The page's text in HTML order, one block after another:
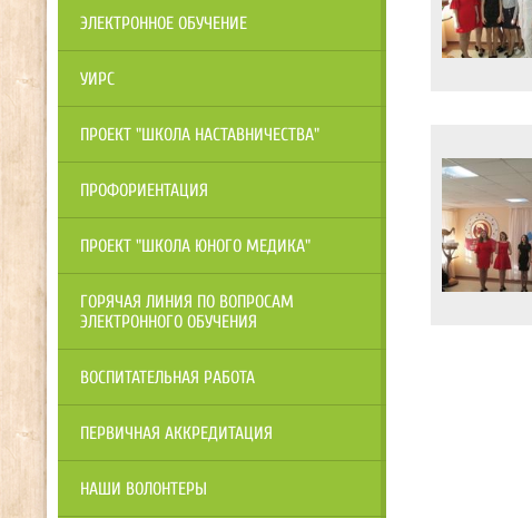
ЭЛЕКТРОННОЕ ОБУЧЕНИЕ
УИРС
ПРОЕКТ "ШКОЛА НАСТАВНИЧЕСТВА"
ПРОФОРИЕНТАЦИЯ
ПРОЕКТ "ШКОЛА ЮНОГО МЕДИКА"
ГОРЯЧАЯ ЛИНИЯ ПО ВОПРОСАМ
ЭЛЕКТРОННОГО ОБУЧЕНИЯ
ВОСПИТАТЕЛЬНАЯ РАБОТА
ПЕРВИЧНАЯ АККРЕДИТАЦИЯ
НАШИ ВОЛОНТЕРЫ